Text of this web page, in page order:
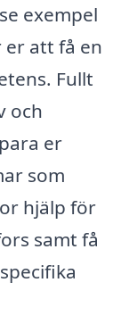
exempel
att få en
Fullt
och
er
som
hjälp för
samt få